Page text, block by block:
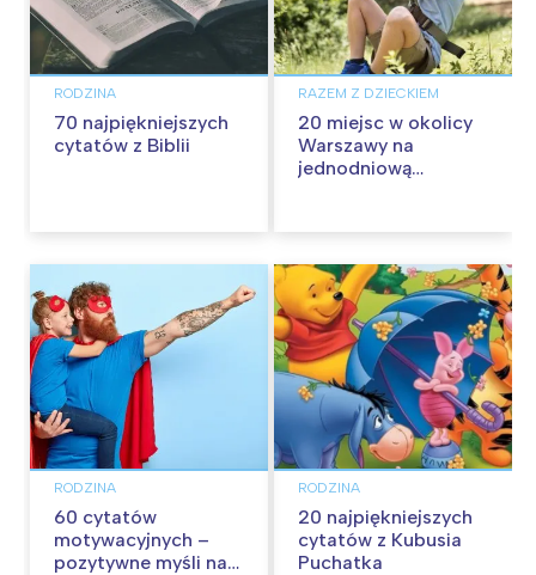
RODZINA
70 najpiękniejszych
cytatów z Biblii
RAZEM Z DZIECKIEM
20 miejsc w okolicy
Warszawy na
jednodniową
RODZINA
60 cytatów
motywacyjnych –
pozytywne myśli na
RODZINA
20 najpiękniejszych
cytatów z Kubusia
Puchatka